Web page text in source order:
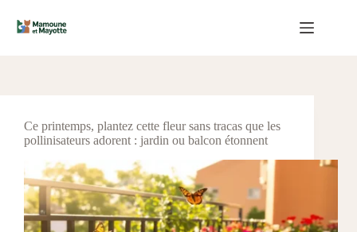
contenu
Ce printemps, plantez cette fleur sans tracas que les
pollinisateurs adorent : jardin ou balcon étonnent